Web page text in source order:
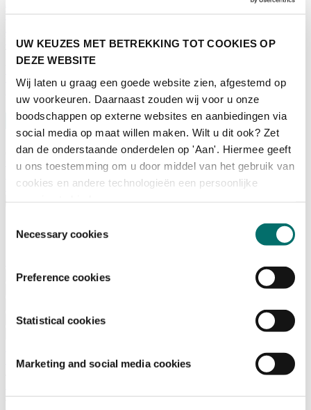
UW KEUZES MET BETREKKING TOT COOKIES OP
DEZE WEBSITE
Wij laten u graag een goede website zien, afgestemd op
uw voorkeuren. Daarnaast zouden wij voor u onze
boodschappen op externe websites en aanbiedingen via
social media op maat willen maken. Wilt u dit ook? Zet
dan de onderstaande onderdelen op 'Aan'. Hiermee geeft
u ons toestemming om u door middel van het gebruik van
cookies en andere technologieën een persoonlijke
Necessary cookies
Preference cookies
Statistical cookies
Marketing and social media cookies
Waarom Horecava
Vacatures
TICKETS HORECAVA
NIEUWSBRIEF
Contact
Zoeken
Nederlands
Nederlands
Nieuws
Bezoeken
Home
/